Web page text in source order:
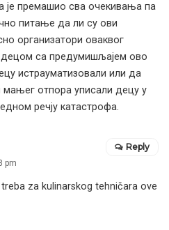
је премашио сва очекивања па
питање да ли су ови
организатори оваквог
са предумишљајем ово
истрауматизовали или да
мањег отпора уписали децу у
речју катастрофа.
pm
za kulinarskog tehničara ove
Reply